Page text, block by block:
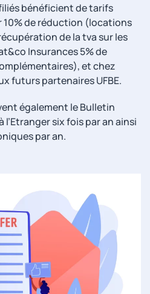
bénéficient de tarifs
10% de réduction (locations
de la tva sur les
Insurances 5% de
et chez
futurs partenaires UFBE.
également le Bulletin
six fois par an ainsi
par an.